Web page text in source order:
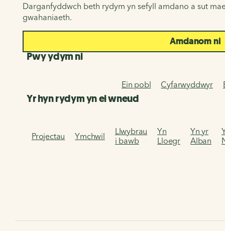
Darganfyddwch beth rydym yn sefyll amdano a sut
gwahaniaeth.
Amdanom ni
Pwy ydym ni
Ein pobl Cyfarwyddwyr
Yr hyn rydym yn ei wneud
Projectau Ymchwil
Llwybrau
i bawb
Yn
Lloegr
Yn yr
Alban